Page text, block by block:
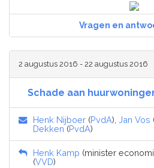
Vragen en
2 augustus 2016 - 22 augustus 2016
Schade aan
Henk Nijboer (PvdA), Jan Vos
Dekken (PvdA)
Henk Kamp (minister
(VVD)